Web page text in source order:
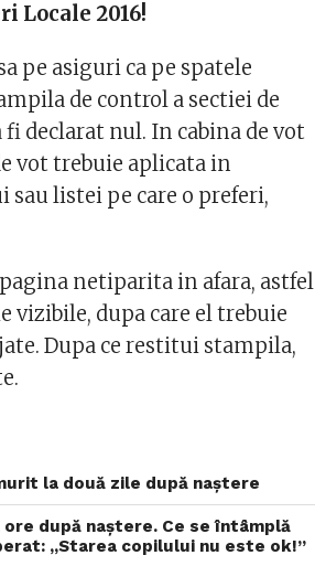
Locale 2016!
pe asiguri ca pe spatele
de control a sectiei de
declarat nul. In cabina de vot
vot trebuie aplicata in
listei pe care o preferi,
netiparita in afara, astfel
vizibile, dupa care el trebuie
Dupa ce restitui stampila,
la două zile după naștere
după naștere. Ce se întâmplă
„Starea copilului nu este ok!”